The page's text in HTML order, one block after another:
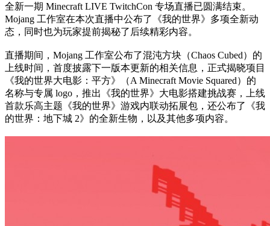
全新一期 Minecraft LIVE TwitchCon 专场直播已圆满结束。
Mojang 工作室在本次直播中公布了《我的世界》多项全新动
态，同时也为玩家提前揭秘了后续精彩内容。
直播期间，Mojang 工作室公布了混沌方块（Chaos Cubed）的
上线时间，首度披露下一版本更新的相关信息，正式揭晓项目
《我的世界大电影：平方》（A Minecraft Movie Squared）的
名称与专属 logo，推出《我的世界》大电影搭建挑战赛，上线
首款乐高主题《我的世界》游戏内联动拓展包，还公布了《我
的世界：地下城 2》的全新生物，以及其他多项内容。